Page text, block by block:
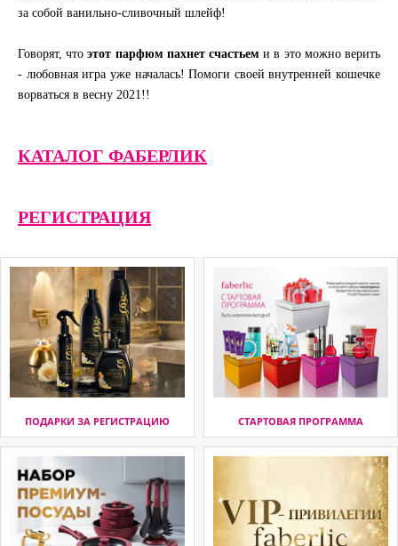
за собой ванильно-сливочный шлейф!
Говорят, чтоэтот парфюм пахнет счастьем и в это можно верить
- любовная игра уже началась! Помоги своей внутренней кошечке
ворваться в весну 2021!!
КАТАЛОГ ФАБЕРЛИК
РЕГИСТРАЦИЯ
ПОДАРКИ ЗА РЕГИСТРАЦИЮ СТАРТОВАЯ ПРОГРАММА